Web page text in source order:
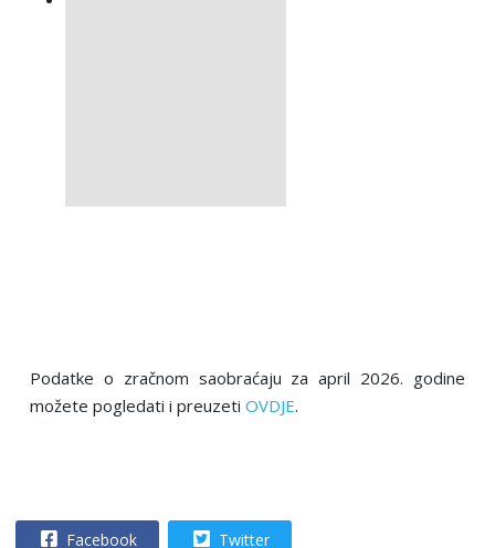
Podatke o zračnom saobraćaju za april 2026. godine
možete pogledati i preuzeti OVDJE.
Facebook Twitter